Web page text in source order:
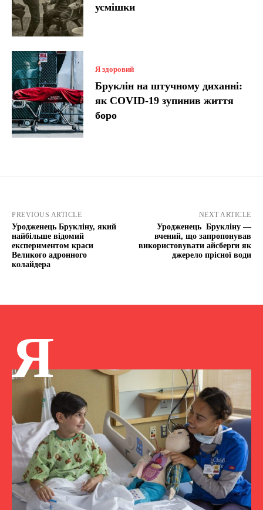
усмішки
Я здоровий
Бруклін на штучному диханні:
як COVID-19 зупинив життя
боро
PREVIOUS ARTICLE
Уродженець Брукліну, який
найбільше відомий
експериментом краси
Великого адронного
колайдера
NEXT ARTICLE
Уродженець Брукліну —
вчений, що запропонував
використовувати айсберги як
джерело прісної води
Я